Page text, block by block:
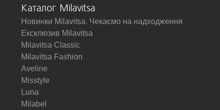
Каталог Milavitsa
Новинки Milavitsa. Чекаємо на надходження
Ексклюзив Milavitsa
Milavitsa Classic
Milavitsa Fashion
Aveline
Misstyle
Luna
Milabel